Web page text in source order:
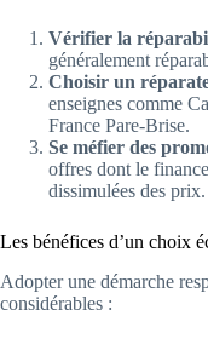
Vérifier la
généralement
Choisir un
enseignes comme
France Pare-Brise.
Se méfier des
offres dont le
dissimulées des prix.
Les bénéfices d’un choix
Adopter une démarche
considérables :